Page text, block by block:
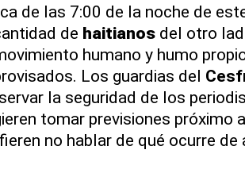
de las 7:00 de la noche de
de haitianosdel otro
humano y humo
Los guardias del
la seguridad de los
tomar previsiones próximo
no hablar de qué ocurre de